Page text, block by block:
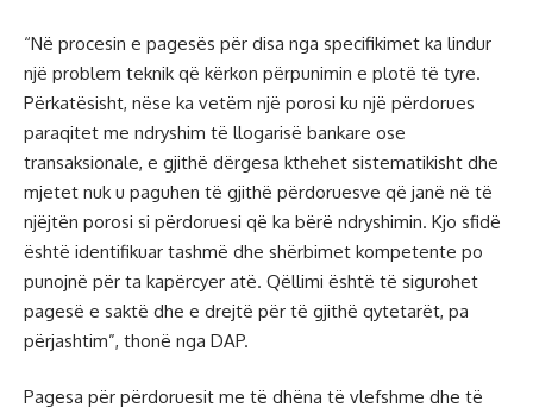
“Në procesin e pagesës për disa nga specifikimet ka lindur
një problem teknik që kërkon përpunimin e plotë të tyre.
Përkatësisht, nëse ka vetëm një porosi ku një përdorues
paraqitet me ndryshim të llogarisë bankare ose
transaksionale, e gjithë dërgesa kthehet sistematikisht dhe
mjetet nuk u paguhen të gjithë përdoruesve që janë në të
njëjtën porosi si përdoruesi që ka bërë ndryshimin. Kjo sfidë
është identifikuar tashmë dhe shërbimet kompetente po
punojnë për ta kapërcyer atë. Qëllimi është të sigurohet
pagesë e saktë dhe e drejtë për të gjithë qytetarët, pa
përjashtim”, thonë nga DAP.
Pagesa për përdoruesit me të dhëna të vlefshme dhe të